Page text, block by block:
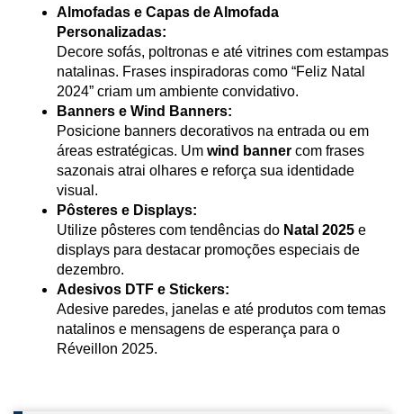
Almofadas e Capas de Almofada
Personalizadas:
Decore sofás, poltronas e até vitrines com estampas
natalinas. Frases inspiradoras como “Feliz Natal
2024” criam um ambiente convidativo.
Banners e Wind Banners:
Posicione banners decorativos na entrada ou em
áreas estratégicas. Um wind banner com frases
sazonais atrai olhares e reforça sua identidade
visual.
Pôsteres e Displays:
Utilize pôsteres com tendências do Natal 2025 e
displays para destacar promoções especiais de
dezembro.
Adesivos DTF e Stickers:
Adesive paredes, janelas e até produtos com temas
natalinos e mensagens de esperança para o
Réveillon 2025.